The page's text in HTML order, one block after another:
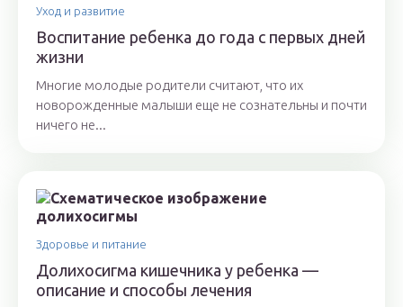
Уход и развитие
Воспитание ребенка до года с первых дней
жизни
Многие молодые родители считают, что их
новорожденные малыши еще не сознательны и почти
ничего не...
Здоровье и питание
Долихосигма кишечника у ребенка —
описание и способы лечения